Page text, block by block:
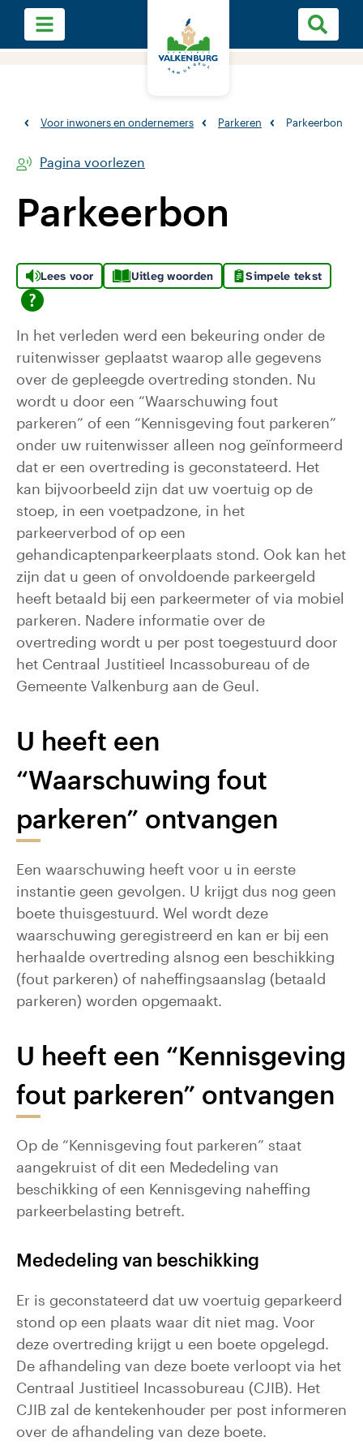
Voor inwoners en ondernemers Parkeren Parkeerbon
Pagina voorlezen
Parkeerbon
Lees voor Uitleg woorden Simpele tekst
In het verleden werd een bekeuring onder de
ruitenwisser geplaatst waarop alle gegevens
over de gepleegde overtreding stonden. Nu
wordt u door een “Waarschuwing fout
parkeren” of een “Kennisgeving fout parkeren”
onder uw ruitenwisser alleen nog geïnformeerd
dat er een overtreding is geconstateerd. Het
kan bijvoorbeeld zijn dat uw voertuig op de
stoep, in een voetpadzone, in het
parkeerverbod of op een
gehandicaptenparkeerplaats stond. Ook kan het
zijn dat u geen of onvoldoende parkeergeld
heeft betaald bij een parkeermeter of via mobiel
parkeren. Nadere informatie over de
overtreding wordt u per post toegestuurd door
het Centraal Justitieel Incassobureau of de
Gemeente Valkenburg aan de Geul.
U heeft een
“Waarschuwing fout
parkeren” ontvangen
Een waarschuwing heeft voor u in eerste
instantie geen gevolgen. U krijgt dus nog geen
boete thuisgestuurd. Wel wordt deze
waarschuwing geregistreerd en kan er bij een
herhaalde overtreding alsnog een beschikking
(fout parkeren) of naheffingsaanslag (betaald
parkeren) worden opgemaakt.
U heeft een “Kennisgeving
fout parkeren” ontvangen
Op de “Kennisgeving fout parkeren” staat
aangekruist of dit een Mededeling van
beschikking of een Kennisgeving naheffing
parkeerbelasting betreft.
Mededeling van beschikking
Er is geconstateerd dat uw voertuig geparkeerd
stond op een plaats waar dit niet mag. Voor
deze overtreding krijgt u een boete opgelegd.
De afhandeling van deze boete verloopt via het
Centraal Justitieel Incassobureau (CJIB). Het
CJIB zal de kentekenhouder per post informeren
over de afhandeling van deze boete.